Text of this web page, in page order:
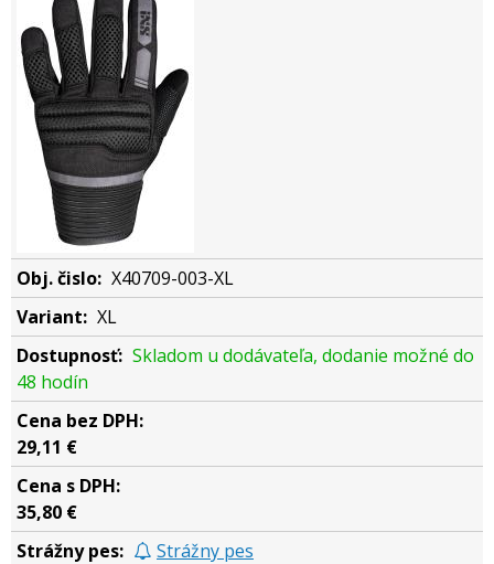
X40709-003-XL
XL
Skladom u dodávateľa, dodanie možné do
48 hodín
29,11 €
35,80 €
Strážny pes